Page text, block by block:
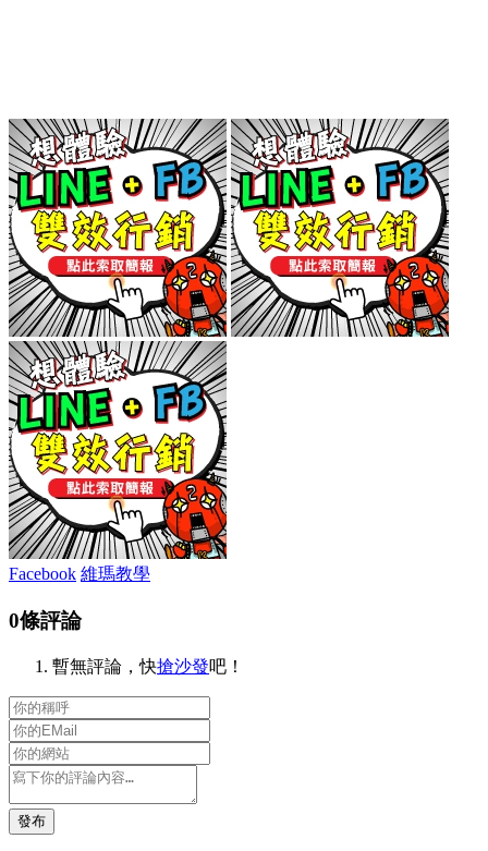
Facebook 維瑪教學
0條評論
暫無評論，快搶沙發吧！
發布